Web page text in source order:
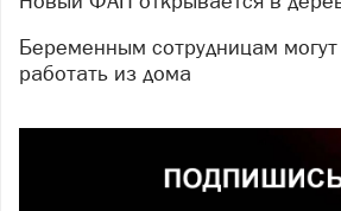
Беременным сотрудницам могут разрешить
работать из дома